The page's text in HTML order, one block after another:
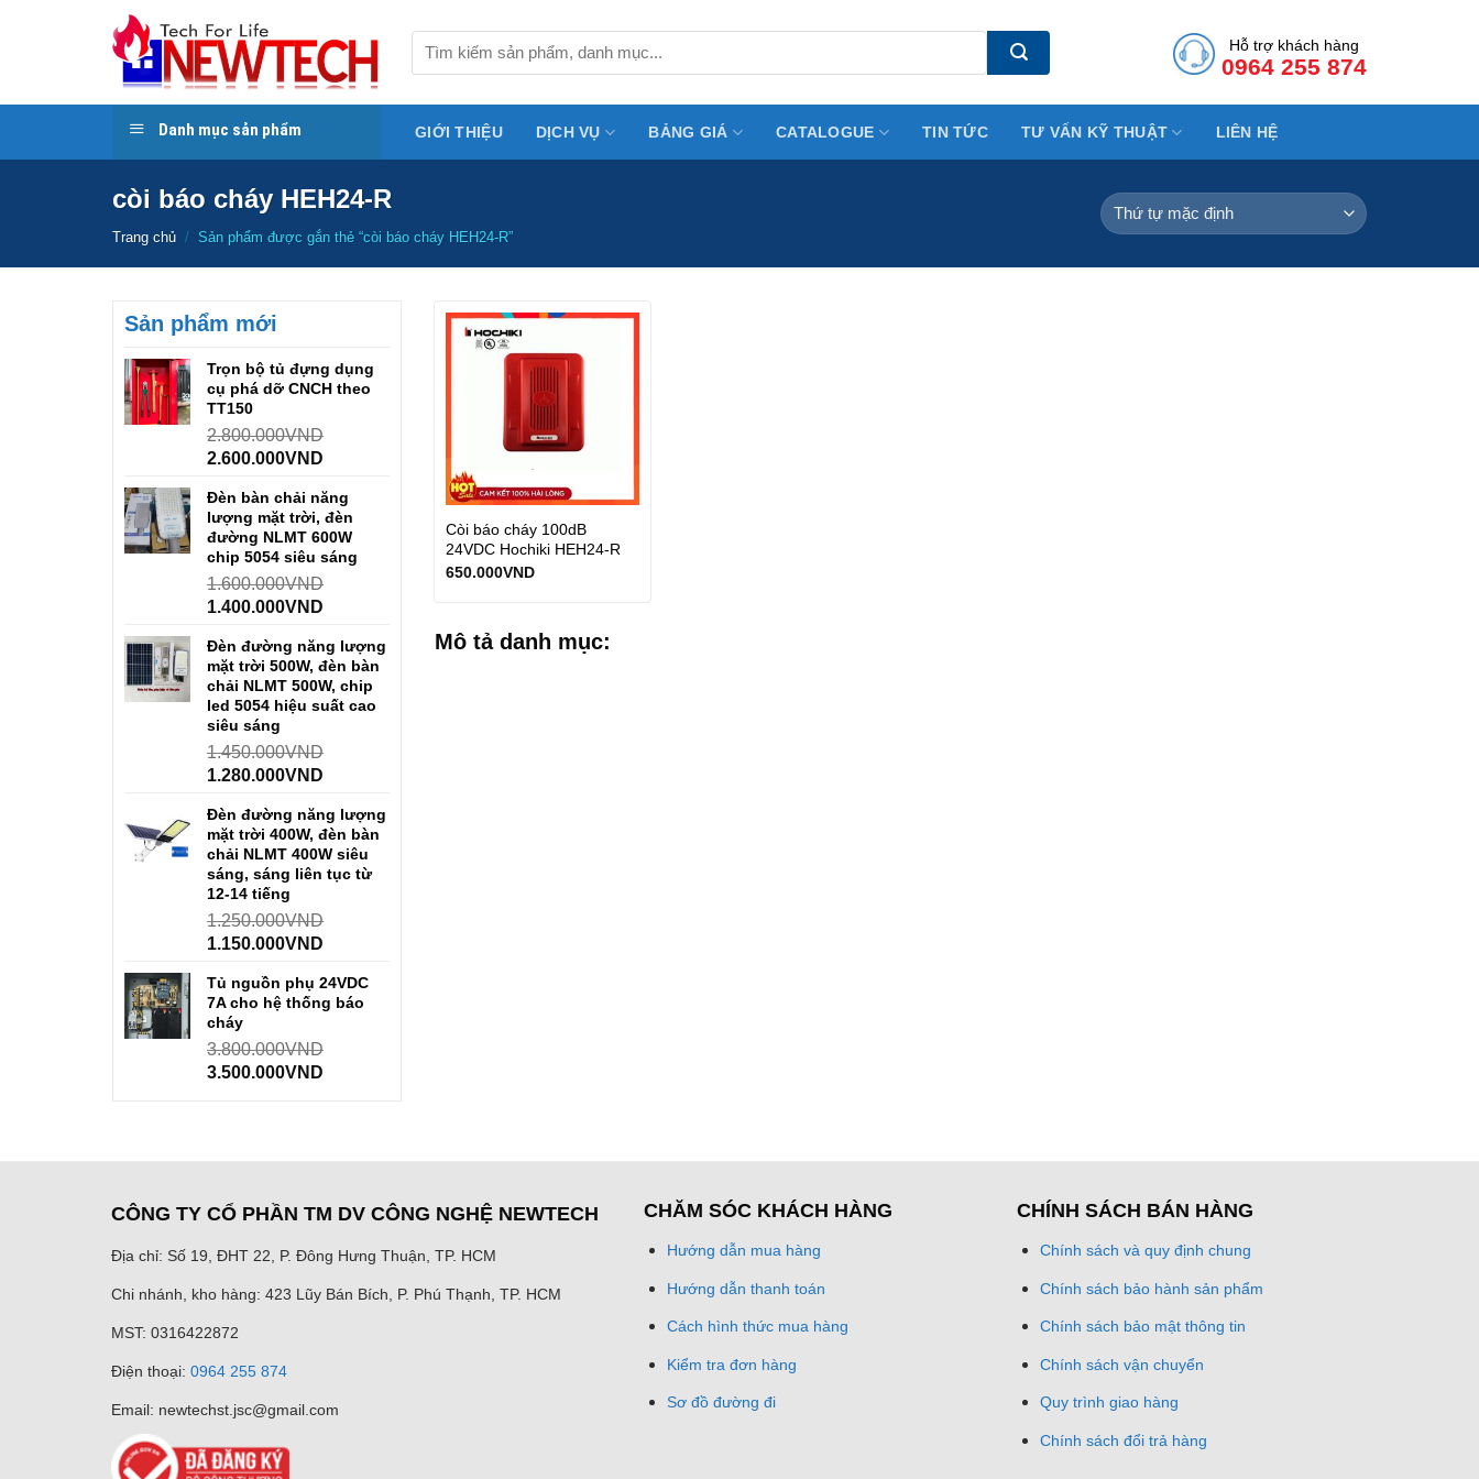
kiếm:
Hỗ trợ khách hàng
0964 255 874
Danh mục sản phẩm GIỚI THIỆU DỊCH VỤ BẢNG GIÁ CATALOGUE TIN TỨC TƯ VẤN KỸ THUẬT LIÊN HỆ
còi báo cháy HEH24-R
Trang chủ / Sản phẩm được gắn thẻ “còi báo cháy HEH24-R”
Sản phẩm mới
Trọn bộ tủ đựng dụng
cụ phá dỡ CNCH theo
TT150
2.800.000VND
2.600.000VND
Đèn bàn chải năng
lượng mặt trời, đèn
đường NLMT 600W
chip 5054 siêu sáng
1.600.000VND
1.400.000VND
Đèn đường năng lượng
mặt trời 500W, đèn bàn
chải NLMT 500W, chip
led 5054 hiệu suất cao
siêu sáng
1.450.000VND
1.280.000VND
Đèn đường năng lượng
mặt trời 400W, đèn bàn
chải NLMT 400W siêu
sáng, sáng liên tục từ
12-14 tiếng
1.250.000VND
1.150.000VND
Tủ nguồn phụ 24VDC
7A cho hệ thống báo
cháy
3.800.000VND
3.500.000VND
Còi báo cháy 100dB
24VDC Hochiki HEH24-R
650.000VND
Mô tả danh mục:
CÔNG TY CỔ PHẦN TM DV CÔNG NGHỆ NEWTECH
Địa chỉ: Số 19, ĐHT 22, P. Đông Hưng Thuận, TP. HCM
Chi nhánh, kho hàng: 423 Lũy Bán Bích, P. Phú Thạnh, TP. HCM
MST: 0316422872
Điện thoại: 0964 255 874
Email: newtechst.jsc@gmail.com
CHĂM SÓC KHÁCH HÀNG
Hướng dẫn mua hàng
Hướng dẫn thanh toán
Cách hình thức mua hàng
Kiểm tra đơn hàng
Sơ đồ đường đi
CHÍNH SÁCH BÁN HÀNG
Chính sách và quy định chung
Chính sách bảo hành sản phẩm
Chính sách bảo mật thông tin
Chính sách vận chuyển
Quy trình giao hàng
Chính sách đổi trả hàng